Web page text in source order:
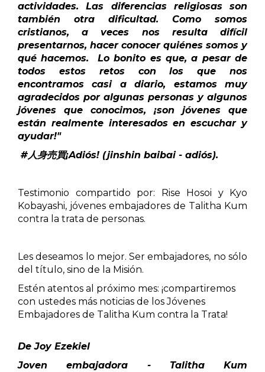
actividades. Las diferencias religiosas son
también otra dificultad. Como somos
cristianos, a veces nos resulta difícil
presentarnos, hacer conocer quiénes somos y
qué hacemos. Lo bonito es que, a pesar de
todos estos retos con los que nos
encontramos casi a diario, estamos muy
agradecidos por algunas personas y algunos
jóvenes que conocimos, ¡son jóvenes que
están realmente interesados en escuchar y
ayudar!"
#人身売買¡Adiós! (jinshin baibai - adiós).
Testimonio compartido por: Rise Hosoi y Kyo
Kobayashi, jóvenes embajadores de Talitha Kum
contra la trata de personas.
Les deseamos lo mejor. Ser embajadores, no sólo
del título, sino de la Misión.
Estén atentos al próximo mes: ¡compartiremos
con ustedes más noticias de los Jóvenes
Embajadores de Talitha Kum contra la Trata!
De Joy Ezekiel
Joven embajadora - Talitha Kum